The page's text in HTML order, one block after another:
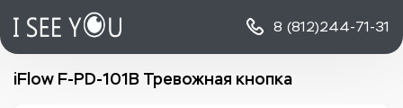
8 (812)244-71-31
iFlow F-PD-101B Тревожная кнопка